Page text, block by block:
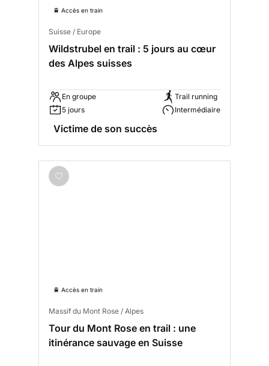
🚆 Accès en train
Suisse / Europe
Wildstrubel en trail : 5 jours au cœur
des Alpes suisses
En groupe
5 jours
Trail running
Intermédiaire
Victime de son succès
🚆 Accès en train
Massif du Mont Rose / Alpes
Tour du Mont Rose en trail : une
itinérance sauvage en Suisse